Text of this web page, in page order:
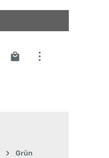
Warenkorb enthält 0
Grün